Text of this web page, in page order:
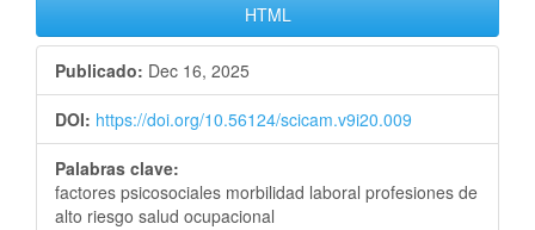
HTML
Publicado: Dec 16, 2025
DOI: https://doi.org/10.56124/scicam.v9i20.009
Palabras clave:
factores psicosociales morbilidad laboral profesiones de
alto riesgo salud ocupacional